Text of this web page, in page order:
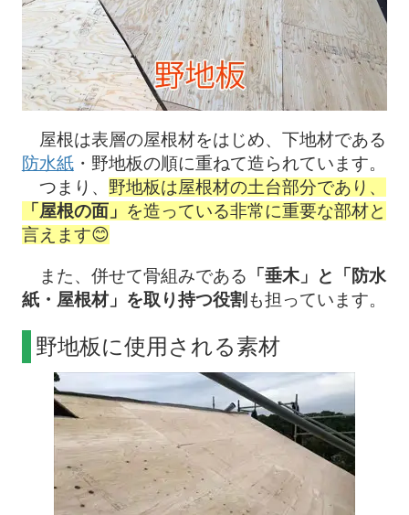
屋根は表層の屋根材をはじめ、下地材である
防水紙・野地板の順に重ねて造られています。
つまり、 野地板は屋根材の土台部分であり、
「屋根の面」 を造っている非常に重要な部材と
言えます😊
また、併せて骨組みである 「垂木」と「防水
紙・屋根材」を取り持つ役割 も担っています。
野地板に使用される素材